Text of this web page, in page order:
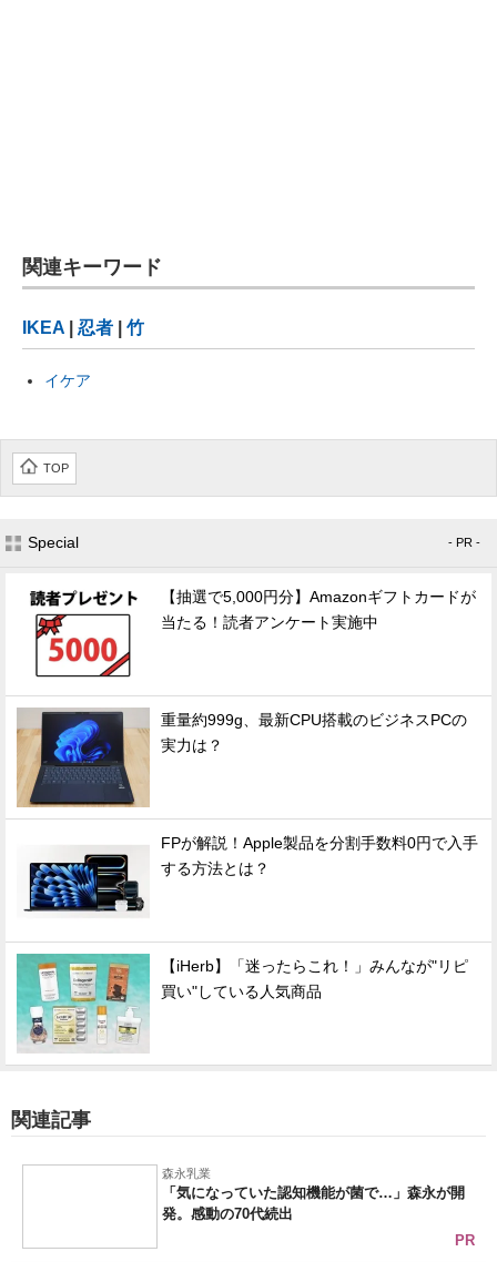
関連キーワード
IKEA 忍者 竹
イケア
TOP
Special - PR -
【抽選で5,000円分】Amazonギフトカードが
当たる！読者アンケート実施中
重量約999g、最新CPU搭載のビジネスPCの
実力は？
FPが解説！Apple製品を分割手数料0円で入手
する方法とは？
【iHerb】「迷ったらこれ！」みんなが"リピ
買い"している人気商品
関連記事
森永乳業
「気になっていた認知機能が菌で…」森永が開
発。感動の70代続出
PR